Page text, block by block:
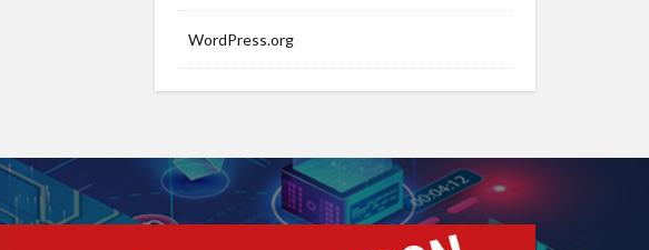
WordPress.org